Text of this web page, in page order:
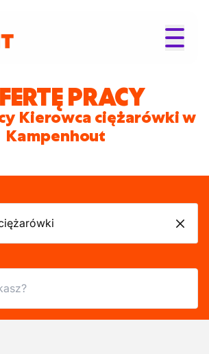
PRACY
Kierowca ciężarówki w
Kampenhout